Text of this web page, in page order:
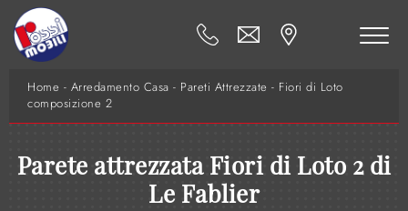
Home - Arredamento Casa - Pareti Attrezzate - Fiori di Loto
composizione 2
Parete attrezzata Fiori di Loto 2 di
Le Fablier